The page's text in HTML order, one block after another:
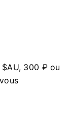
300 ₽ ou